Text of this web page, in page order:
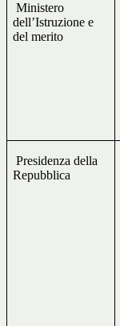
Ministero
dell’Istruzione e
del merito
Presidenza della
Repubblica